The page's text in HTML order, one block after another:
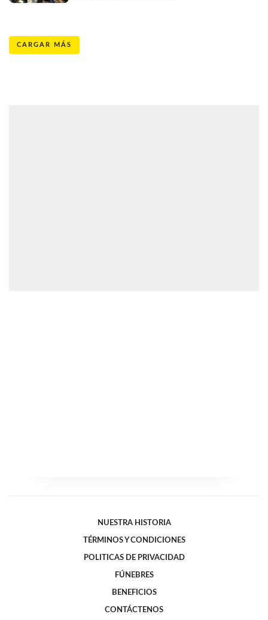
CARGAR MÁS
NUESTRA HISTORIA
TÉRMINOS Y CONDICIONES
POLITICAS DE PRIVACIDAD
FÚNEBRES
BENEFICIOS
CONTÁCTENOS